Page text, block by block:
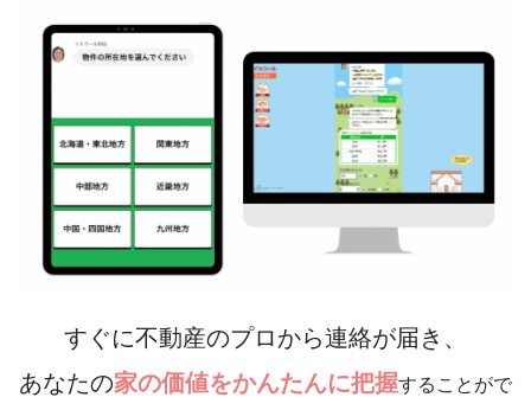
すぐに不動産のプロから連絡が届き、
あなたの家の価値をかんたんに把握することがで